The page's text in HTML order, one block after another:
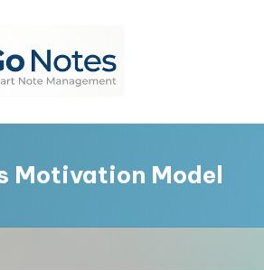
Motivation Model